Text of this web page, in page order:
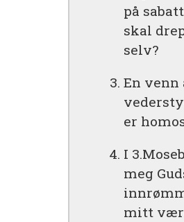
på
skal
selv?
En venn
er
I
meg
mitt